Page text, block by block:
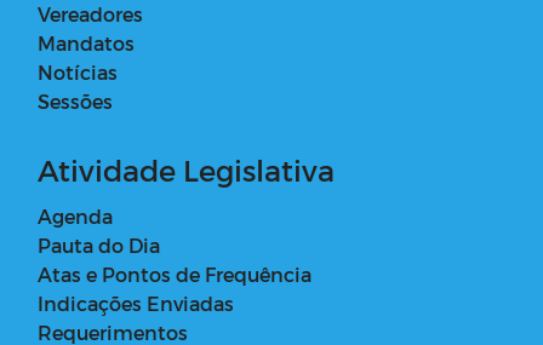
Vereadores
Mandatos
Notícias
Sessões
Atividade Legislativa
Agenda
Pauta do Dia
Atas e Pontos de Frequência
Indicações Enviadas
Requerimentos